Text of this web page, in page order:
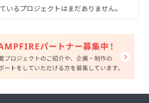
いるプロジェクトはまだありません。